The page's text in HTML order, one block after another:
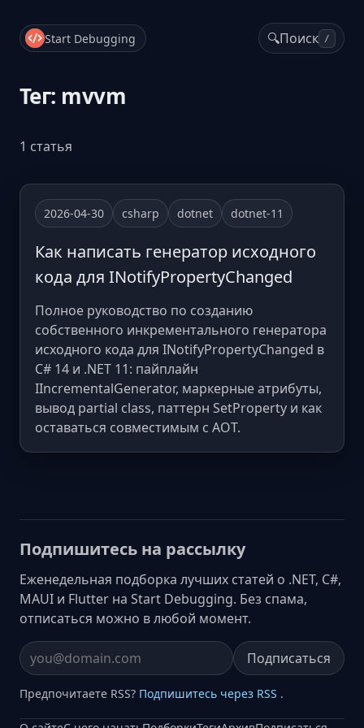
Start Debugging 🔍Поиск /
Тег: mvvm
1 статья
2026-04-30 csharp dotnet dotnet-11
Как написать генератор исходного
кода для INotifyPropertyChanged
Полное руководство по созданию
собственного инкрементального генератора
исходного кода для INotifyPropertyChanged в
C# 14 и .NET 11: пайплайн
IIncrementalGenerator, маркерные атрибуты,
вывод partial class, паттерн SetProperty и как
оставаться совместимым с AOT.
Подпишитесь на рассылку
Еженедельная подборка лучших статей о .NET, C#,
MAUI и Flutter на Start Debugging. Без спама,
отписаться можно в любой момент.
Email address Подписаться
Предпочитаете RSS? Подпишитесь через RSS .